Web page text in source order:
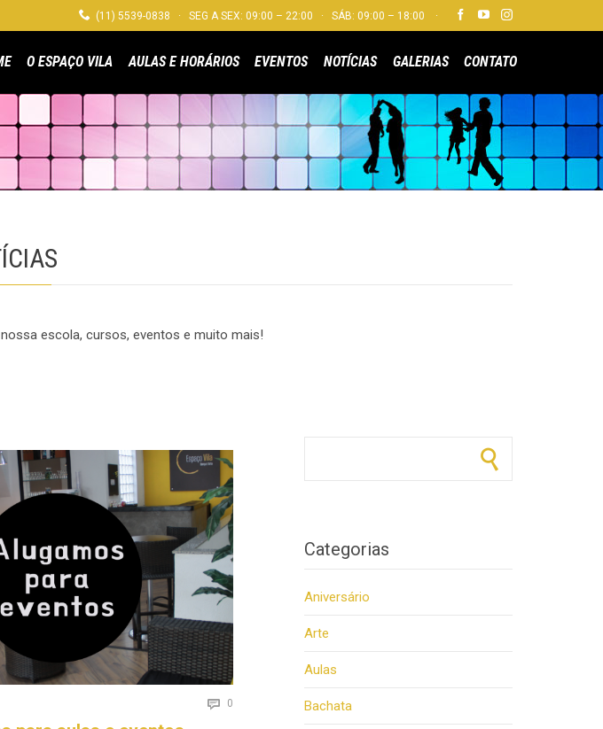
 (11) 5539-0838 · SEG A SEX: 09:00 – 22:00 · SÁB: 09:00 – 18:00 ·  
O ESPAÇO VILA AULAS E HORÁRIOS EVENTOS NOTÍCIAS GALERIAS CONTATO
escola, cursos, eventos e muito mais!
 0
Categorias
Aniversário
Arte
Aulas
Bachata